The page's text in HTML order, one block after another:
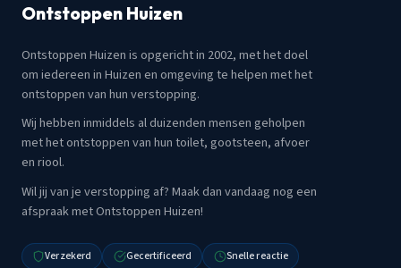
Ontstoppen Huizen
Ontstoppen Huizen is opgericht in 2002, met het doel
om iedereen in Huizen en omgeving te helpen met het
ontstoppen van hun verstopping.
Wij hebben inmiddels al duizenden mensen geholpen
met het ontstoppen van hun toilet, gootsteen, afvoer
en riool.
Wil jij van je verstopping af? Maak dan vandaag nog een
afspraak met Ontstoppen Huizen!
Verzekerd Gecertificeerd Snelle reactie